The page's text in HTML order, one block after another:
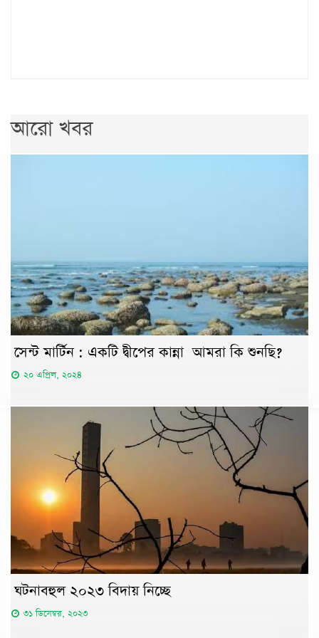
আরো খবর
সেন্ট মার্টিন : একটি দ্বীপের কান্না আমরা কি শুনছি?
২০ এপ্রিল, ২০২৪
ঘটনাবহুল ২০২৩ বিদায় নিচ্ছে
৩১ ডিসেম্বর, ২০২৩